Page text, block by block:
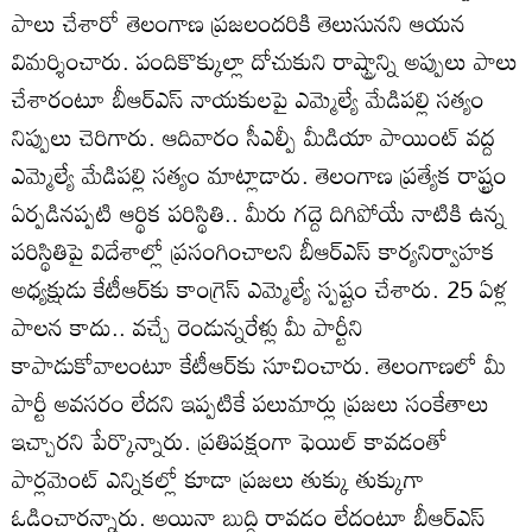
పాలు చేశారో తెలంగాణ ప్రజలందరికి తెలుసునని ఆయన
విమర్శించారు. పందికొక్కుల్లా దోచుకుని రాష్ట్రాన్ని అప్పులు పాలు
చేశారంటూ బీఆర్ఎస్ నాయకులపై ఎమ్మెల్యే మేడిపల్లి సత్యం
నిప్పులు చెరిగారు. ఆదివారం సీఎల్పీ మీడియా పాయింట్ వద్ద
ఎమ్మెల్యే మేడిపల్లి సత్యం మాట్లాడారు. తెలంగాణ ప్రత్యేక రాష్ట్రం
ఏర్పడినప్పటి ఆర్థిక పరిస్థితి.. మీరు గద్దె దిగిపోయే నాటికి ఉన్న
పరిస్థితిపై విదేశాల్లో ప్రసంగించాలని బీఆర్ఎస్ కార్యనిర్వాహక
అధ్యక్షుడు కేటీఆర్‌కు కాంగ్రెస్ ఎమ్మెల్యే స్పష్టం చేశారు. 25 ఏళ్ల
పాలన కాదు.. వచ్చే రెండున్నరేళ్లు మీ పార్టీని
కాపాడుకోవాలంటూ కేటీఆర్‌కు సూచించారు. తెలంగాణలో మీ
పార్టీ అవ‌స‌రం లేద‌ని ఇప్పటికే ప‌లుమార్లు ప్రజలు సంకేతాలు
ఇచ్చారని పేర్కొన్నారు. ప్రతిపక్షంగా ఫెయిల్ కావడంతో
పార్లమెంట్ ఎన్నికల్లో కూడా ప్రజలు తుక్కు తుక్కుగా
ఓడించారన్నారు. అయినా బుద్ధి రావడం లేదంటూ బీఆర్ఎస్